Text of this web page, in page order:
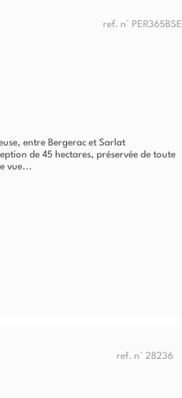
ref. n° PER365BSE
entre Bergerac et Sarlat
de 45 hectares, préservée de toute
vue...
ref. n° 28236